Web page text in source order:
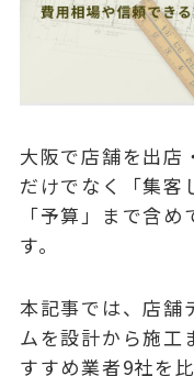
大阪で店舗を出店
だけでなく「集客
「予算」まで含
す。
本記事では、店舗
ムを設計から施工
すすめ業者9社を